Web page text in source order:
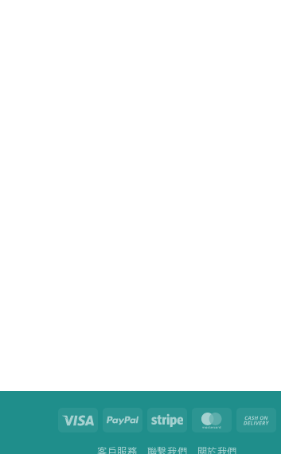
Visa PayPal Stripe MasterCard